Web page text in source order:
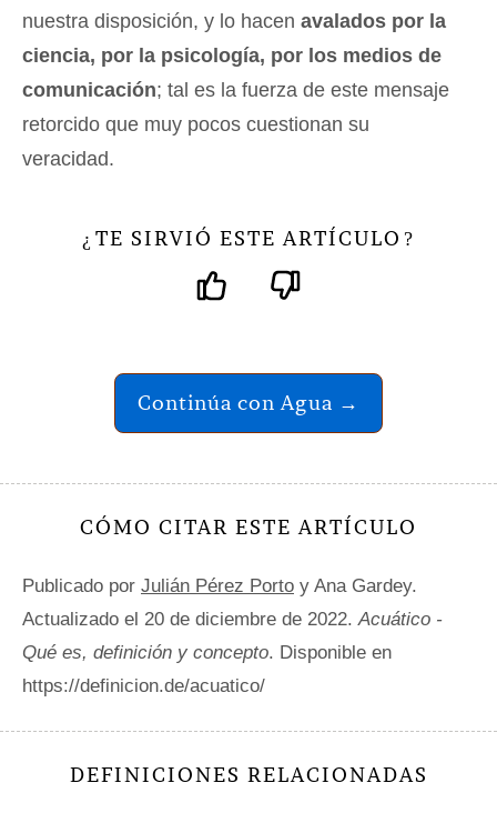
nuestra disposición, y lo hacen avalados por la
ciencia, por la psicología, por los medios de
comunicación; tal es la fuerza de este mensaje
retorcido que muy pocos cuestionan su
veracidad.
¿ TE SIRVIÓ ESTE ARTÍCULO ?
Continúa con Agua →
CÓMO CITAR ESTE ARTÍCULO
Publicado por Julián Pérez Porto y Ana Gardey.
Actualizado el 20 de diciembre de 2022.Acuático -
Qué es, definición y concepto. Disponible en
https://definicion.de/acuatico/
DEFINICIONES RELACIONADAS